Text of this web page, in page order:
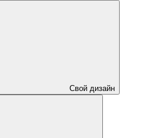
Свой дизайн